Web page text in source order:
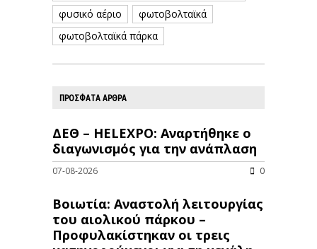
φυσικό αέριο
φωτοβολταϊκά
φωτοβολταϊκά πάρκα
ΠΡΟΣΦΑΤΑ ΑΡΘΡΑ
ΔΕΘ – HELEXPO: Αναρτήθηκε ο
διαγωνισμός για την ανάπλαση
07-08-2026 0
Βοιωτία: Αναστολή λειτουργίας
του αιολικού πάρκου –
Προφυλακίστηκαν οι τρεις